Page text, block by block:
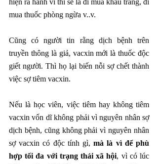
hiện ra hành vi thì sẽ là đi mua khẩu trang, đi
mua thuốc phòng ngừa v..v.
Cũng có người tin rằng dịch bệnh trên
truyền thông là giả, vacxin mới là thuốc độc
giết người. Thì họ lại biến nỗi sợ chết thành
việc sợ tiêm vacxin.
Nếu là học viên, việc tiêm hay không tiêm
vacxin vốn dĩ không phải vì nguyên nhân sợ
dịch bệnh, cũng không phải vì nguyên nhân
sợ vacxin có độc tính gì, mà là vì để phù
hợp tối đa với trạng thái xã hội, vì có lúc